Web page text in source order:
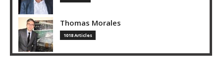
Thomas Morales
1018 Articles